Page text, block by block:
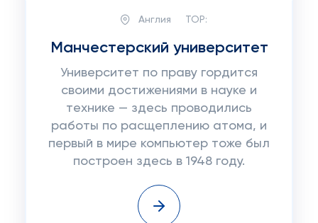
Англия TOP:
Манчестерский университет
Университет по праву гордится
своими достижениями в науке и
технике — здесь проводились
работы по расщеплению атома, и
первый в мире компьютер тоже был
построен здесь в 1948 году.